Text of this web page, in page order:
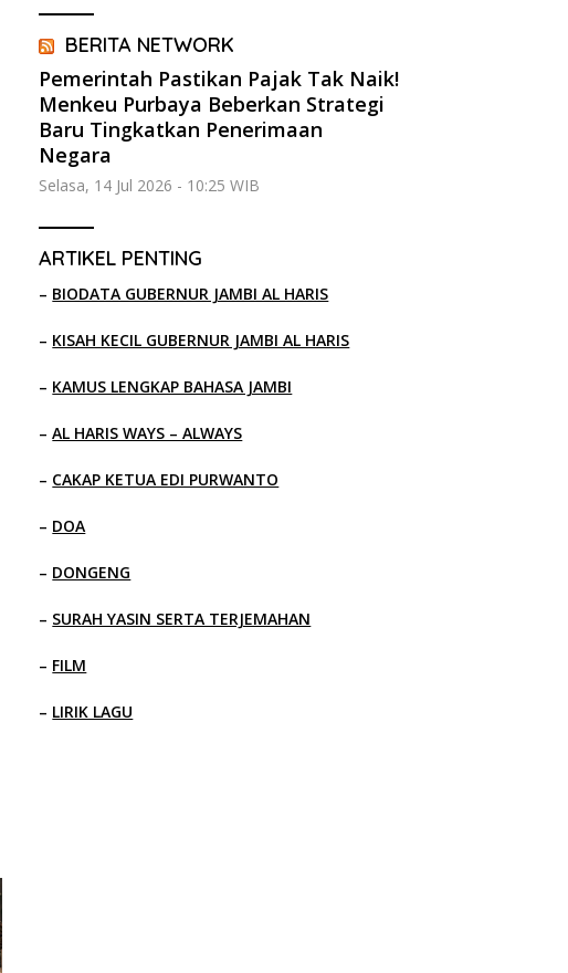
BERITA NETWORK
Pemerintah Pastikan Pajak Tak Naik!
Menkeu Purbaya Beberkan Strategi
Baru Tingkatkan Penerimaan
Negara
Selasa, 14 Jul 2026 - 10:25 WIB
ARTIKEL PENTING
– BIODATA GUBERNUR JAMBI AL HARIS
– KISAH KECIL GUBERNUR JAMBI AL HARIS
– KAMUS LENGKAP BAHASA JAMBI
–AL HARIS WAYS – ALWAYS
– CAKAP KETUA EDI PURWANTO
– DOA
– DONGENG
– SURAH YASIN SERTA TERJEMAHAN
– FILM
– LIRIK LAGU